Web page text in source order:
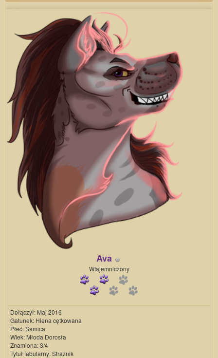
Ava
Wtajemniczony
Dołączył: Maj 2016
Gatunek: Hiena cętkowana
Płeć: Samica
Wiek: Młoda Dorosła
Znamiona: 3/4
Tytuł fabularny: Strażnik